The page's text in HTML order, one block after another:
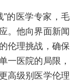
的医学专家，毛
。他向界面新闻
伦理挑战，确保
一医院的局限，
高级别医学伦理